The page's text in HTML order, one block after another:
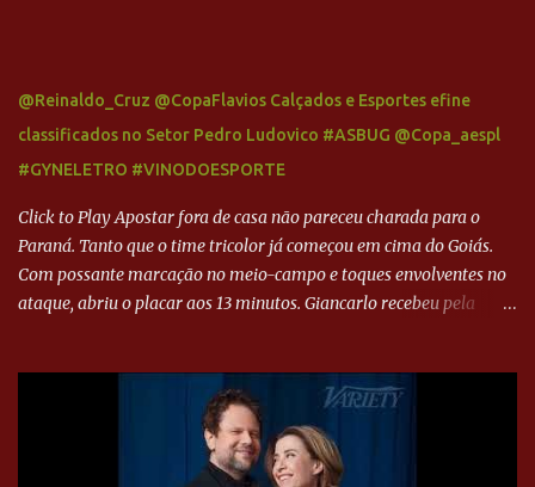
@Reinaldo_Cruz @CopaFlavios Calçados e Esportes efine
classificados no Setor Pedro Ludovico #ASBUG @Copa_aespl
#GYNELETRO #VINODOESPORTE
Click to Play Apostar fora de casa não pareceu charada para o
Paraná. Tanto que o time tricolor já começou em cima do Goiás.
Com possante marcação no meio-campo e toques envolventes no
ataque, abriu o placar aos 13 minutos. Giancarlo recebeu pela
Paraná ampliou a vantagem aos 21 minutos. Éverton Garroni
desviou cruzamento de cabeça e, mesmo de costas, incidiu o canto
direito de Harlei. O goleiro esmeraldino se esticou e até tocou na
bola, mas não o suficiente para desviar sua trajetória. O ataque do